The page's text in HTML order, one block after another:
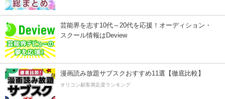
芸能界を志す10代～20代を応援！オーディション・
スクール情報はDeview
漫画読み放題サブスクおすすめ11選【徹底比較】
オリコン顧客満足度ランキング